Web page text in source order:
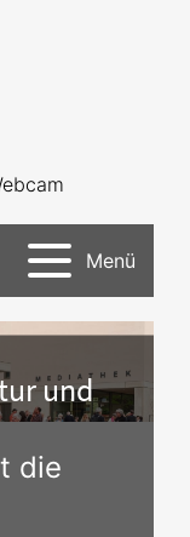
Menü
und
die